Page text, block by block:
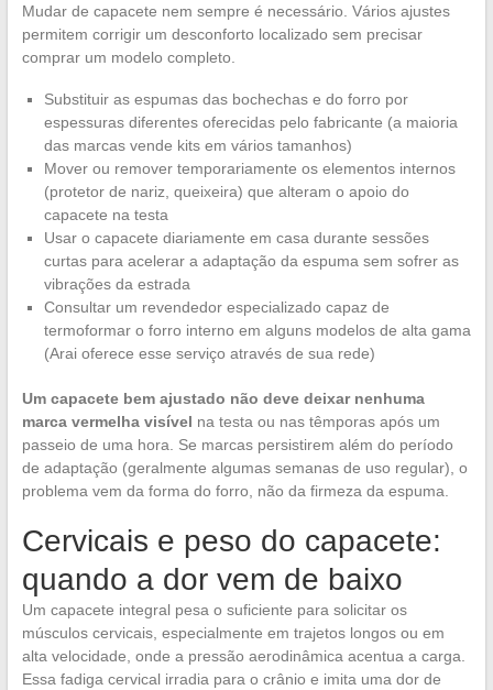
Mudar de capacete nem sempre é necessário. Vários ajustes
permitem corrigir um desconforto localizado sem precisar
comprar um modelo completo.
Substituir as espumas das bochechas e do forro por
espessuras diferentes oferecidas pelo fabricante (a maioria
das marcas vende kits em vários tamanhos)
Mover ou remover temporariamente os elementos internos
(protetor de nariz, queixeira) que alteram o apoio do
capacete na testa
Usar o capacete diariamente em casa durante sessões
curtas para acelerar a adaptação da espuma sem sofrer as
vibrações da estrada
Consultar um revendedor especializado capaz de
termoformar o forro interno em alguns modelos de alta gama
(Arai oferece esse serviço através de sua rede)
Um capacete bem ajustado não deve deixar nenhuma
marca vermelha visível na testa ou nas têmporas após um
passeio de uma hora. Se marcas persistirem além do período
de adaptação (geralmente algumas semanas de uso regular), o
problema vem da forma do forro, não da firmeza da espuma.
Cervicais e peso do capacete:
quando a dor vem de baixo
Um capacete integral pesa o suficiente para solicitar os
músculos cervicais, especialmente em trajetos longos ou em
alta velocidade, onde a pressão aerodinâmica acentua a carga.
Essa fadiga cervical irradia para o crânio e imita uma dor de